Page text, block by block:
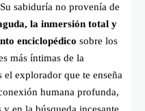
sabiduría no provenía de
la inmersión total y
enciclopédico sobre los
más íntimas de la
explorador que te enseña
humana profunda,